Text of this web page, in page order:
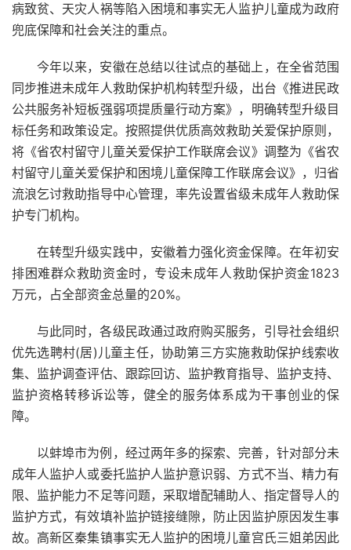
病致贫、天灾人祸等陷入困境和事实无人监护儿童成为政府
兜底保障和社会关注的重点。
今年以来，安徽在总结以往试点的基础上，在全省范围
同步推进未成年人救助保护机构转型升级，出台《推进民政
公共服务补短板强弱项提质量行动方案》，明确转型升级目
标任务和政策设定。按照提供优质高效救助关爱保护原则，
将《省农村留守儿童关爱保护工作联席会议》调整为《省农
村留守儿童关爱保护和困境儿童保障工作联席会议》，归省
流浪乞讨救助指导中心管理，率先设置省级未成年人救助保
护专门机构。
在转型升级实践中，安徽着力强化资金保障。在年初安
排困难群众救助资金时，专设未成年人救助保护资金1823
万元，占全部资金总量的20%。
与此同时，各级民政通过政府购买服务，引导社会组织
优先选聘村(居)儿童主任，协助第三方实施救助保护线索收
集、监护调查评估、跟踪回访、监护教育指导、监护支持、
监护资格转移诉讼等，健全的服务体系成为干事创业的保
障。
以蚌埠市为例，经过两年多的探索、完善，针对部分未
成年人监护人或委托监护人监护意识弱、方式不当、精力有
限、监护能力不足等问题，采取增配辅助人、指定督导人的
监护方式，有效填补监护链接缝隙，防止因监护原因发生事
故。高新区秦集镇事实无人监护的困境儿童宫氏三姐弟因此